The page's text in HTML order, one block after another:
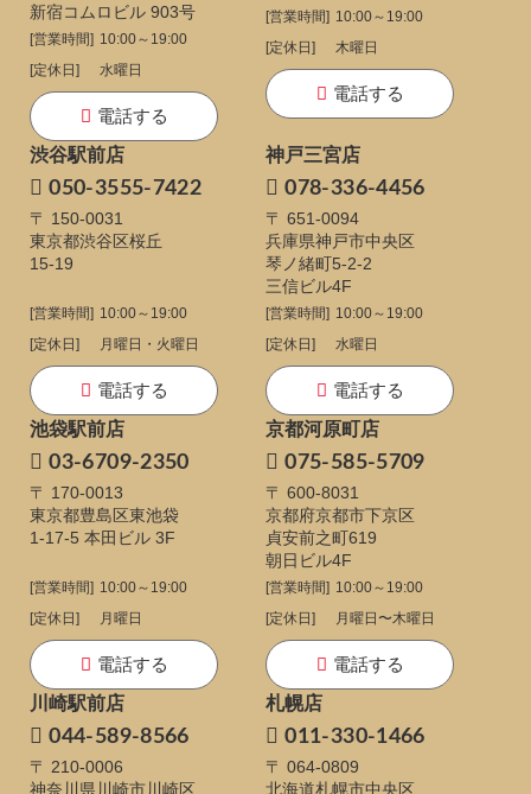
新宿コムロビル 903号
[営業時間] 10:00～19:00
[定休日]
水曜日
電話する
[営業時間] 10:00～19:00
[定休日]
木曜日
電話する
渋谷駅前店
050-3555-7422
〒 150-0031
東京都渋谷区桜丘
15-19
[営業時間] 10:00～19:00
[定休日]
月曜日・火曜日
電話する
神戸三宮店
078-336-4456
〒 651-0094
兵庫県神戸市中央区
琴ノ緒町5-2-2
三信ビル4F
[営業時間] 10:00～19:00
[定休日]
水曜日
電話する
池袋駅前店
03-6709-2350
〒 170-0013
東京都豊島区東池袋
1-17-5 本田ビル 3F
[営業時間] 10:00～19:00
[定休日]
月曜日
電話する
京都河原町店
075-585-5709
〒 600-8031
京都府京都市下京区
貞安前之町619
朝日ビル4F
[営業時間] 10:00～19:00
[定休日]
月曜日〜木曜日
電話する
川崎駅前店
044-589-8566
〒 210-0006
神奈川県川崎市川崎区
札幌店
011-330-1466
〒 064-0809
北海道札幌市中央区